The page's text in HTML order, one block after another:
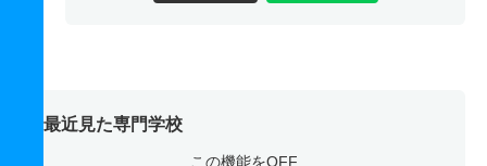
最近見た専門学校
この機能をOFF